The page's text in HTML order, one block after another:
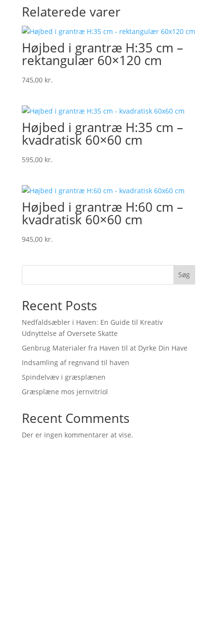
Relaterede varer
Højbed i grantræ H:35 cm –
rektangulær 60×120 cm
745,00 kr.
Højbed i grantræ H:35 cm –
kvadratisk 60×60 cm
595,00 kr.
Højbed i grantræ H:60 cm –
kvadratisk 60×60 cm
945,00 kr.
Søg
Recent Posts
Nedfaldsæbler i Haven: En Guide til Kreativ
Udnyttelse af Oversete Skatte
Genbrug Materialer fra Haven til at Dyrke Din Have
Indsamling af regnvand til haven
Spindelvæv i græsplænen
Græsplæne mos jernvitriol
Recent Comments
Der er ingen kommentarer at vise.